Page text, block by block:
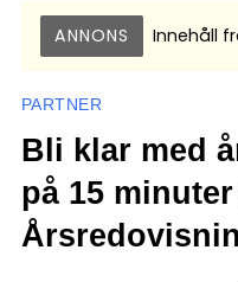
ANNONS Innehåll
PARTNER
Bli klar med
på 15